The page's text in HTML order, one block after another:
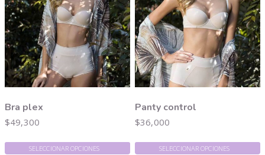
Bra plex
$49,300
SELECCIONAR OPCIONES
Panty control
$36,000
SELECCIONAR OPCIONES